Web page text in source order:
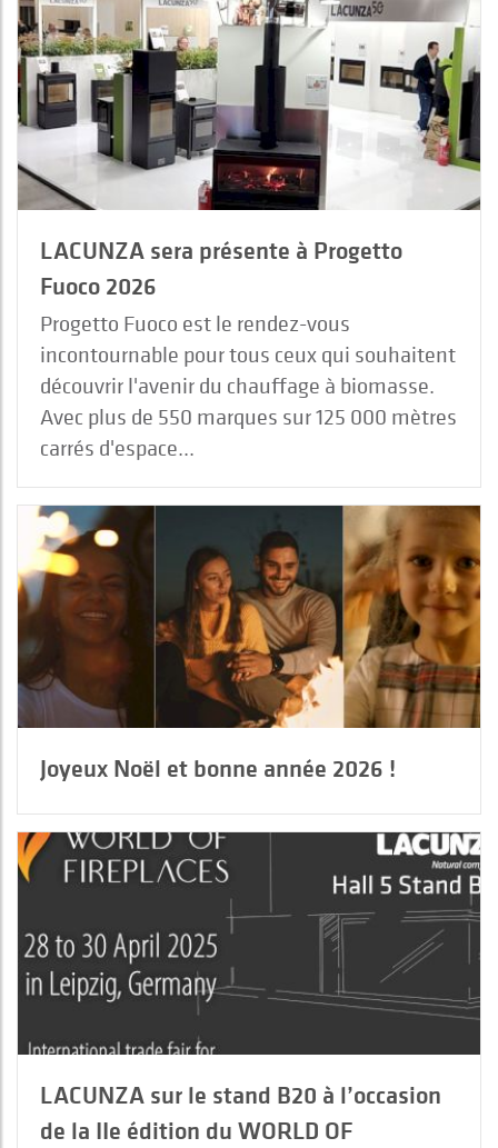
LACUNZA sera présente à Progetto
Fuoco 2026
Progetto Fuoco est le rendez-vous
incontournable pour tous ceux qui souhaitent
découvrir l'avenir du chauffage à biomasse.
Avec plus de 550 marques sur 125 000 mètres
carrés d'espace...
Joyeux Noël et bonne année 2026 !
LACUNZA sur le stand B20 à l’occasion
de la IIe édition du WORLD OF